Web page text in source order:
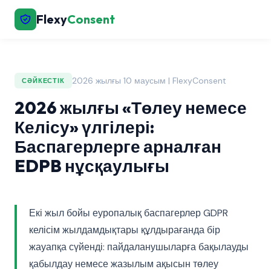
FlexyConsent
СӘЙКЕСТІК 2026 жылғы 10 маусым | FlexyConsent
2026 жылғы «Төлеу немесе
Келісу» үлгілері:
Баспагерлерге арналған
EDPB нұсқаулығы
Екі жыл бойы еуропалық баспагерлер GDPR
келісім жылдамдықтары құлдырағанда бір
жауапқа сүйенді: пайдаланушыларға бақылауды
қабылдау немесе жазылым ақысын төлеу